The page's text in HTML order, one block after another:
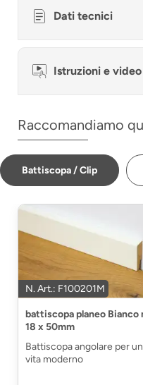
Dati tecnici
Istruzioni e video
Raccomandiamo
Battiscopa / Clip
N. Art.: F100201M
battiscopa planeo Bianco
18 x 50mm
Battiscopa angolare per
vita moderno